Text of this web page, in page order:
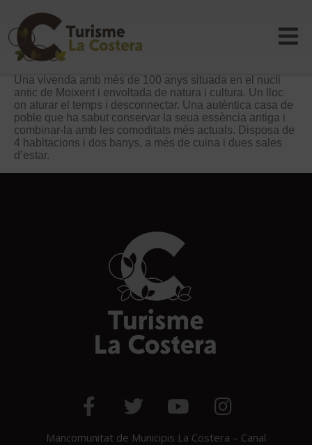
Una vivenda amb més de 100 anys situada en el nucli
antic de Moixent i envoltada de natura i cultura. Un lloc
on aturar el temps i desconnectar. Una autèntica casa de
poble que ha sabut conservar la seua essència antiga i
combinar-la amb les comoditats més actuals. Disposa de
4 habitacions i dos banys, a més de cuina i dues sales
d’estar.
Mancomunitat de Municipis La Costera – Canal